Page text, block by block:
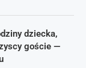
dziecka,
goście —